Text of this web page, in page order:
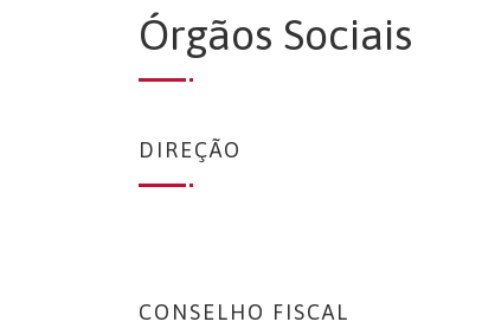
Órgãos Sociais
DIREÇÃO
CONSELHO FISCAL